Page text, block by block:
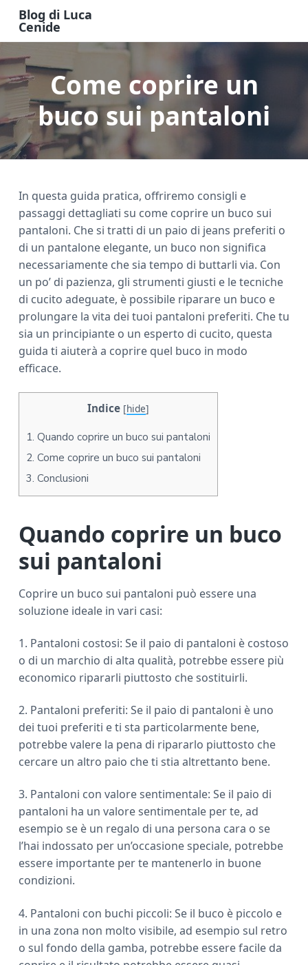
i
p
t
o
a
i
n
i
p
t
o
r
i
m
i
p
t
o
o
o
t
Blog di Luca
Cenide
o
g
d
i
c
a
e
n
i
Come coprire un
buco sui pantaloni
In questa guida pratica, offriremo consigli e
passaggi dettagliati su come coprire un buco sui
pantaloni. Che si tratti di un paio di jeans preferiti o
di un pantalone elegante, un buco non significa
necessariamente che sia tempo di buttarli via. Con
un po’ di pazienza, gli strumenti giusti e le tecniche
di cucito adeguate, è possibile riparare un buco e
prolungare la vita dei tuoi pantaloni preferiti. Che tu
sia un principiante o un esperto di cucito, questa
guida ti aiuterà a coprire quel buco in modo
efficace.
Indice [hide]
1. Quando coprire un buco sui pantaloni
2. Come coprire un buco sui pantaloni
3. Conclusioni
Quando coprire un buco
sui pantaloni
Coprire un buco sui pantaloni può essere una
soluzione ideale in vari casi:
1. Pantaloni costosi: Se il paio di pantaloni è costoso
o di un marchio di alta qualità, potrebbe essere più
economico ripararli piuttosto che sostituirli.
2. Pantaloni preferiti: Se il paio di pantaloni è uno
dei tuoi preferiti e ti sta particolarmente bene,
potrebbe valere la pena di ripararlo piuttosto che
cercare un altro paio che ti stia altrettanto bene.
3. Pantaloni con valore sentimentale: Se il paio di
pantaloni ha un valore sentimentale per te, ad
esempio se è un regalo di una persona cara o se
l’hai indossato per un’occasione speciale, potrebbe
essere importante per te mantenerlo in buone
condizioni.
4. Pantaloni con buchi piccoli: Se il buco è piccolo e
in una zona non molto visibile, ad esempio sul retro
o sul fondo della gamba, potrebbe essere facile da